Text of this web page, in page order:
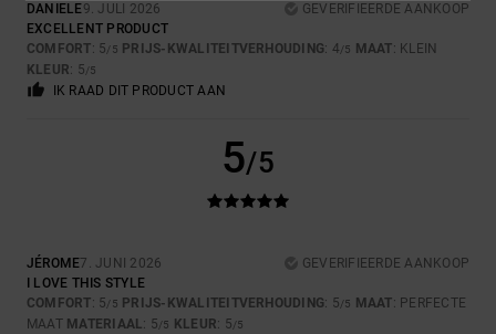
DANIELE9. JULI 2026
GEVERIFIEERDE AANKOOP
EXCELLENT PRODUCT
COMFORT: 5/5 PRIJS-KWALITEITVERHOUDING: 4/5 MAAT: KLEIN
KLEUR: 5/5
IK RAAD DIT PRODUCT AAN
5/5
JÉROME7. JUNI 2026
GEVERIFIEERDE AANKOOP
I LOVE THIS STYLE
COMFORT: 5/5 PRIJS-KWALITEITVERHOUDING: 5/5 MAAT: PERFECTE
MAAT MATERIAAL: 5/5 KLEUR: 5/5